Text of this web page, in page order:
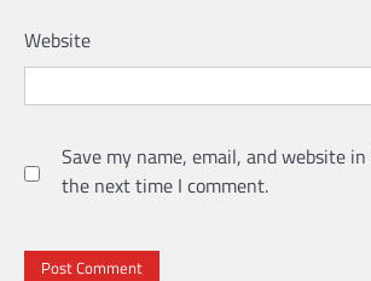
Website
Save my name, email, and website
the next time I comment.